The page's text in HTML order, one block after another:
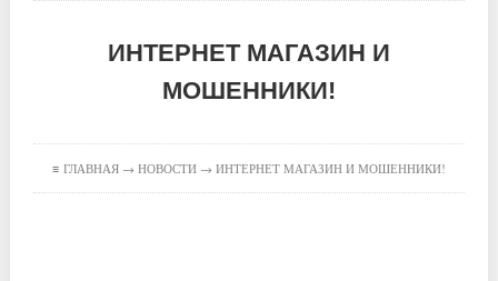
ИНТЕРНЕТ МАГАЗИН И
МОШЕННИКИ!
≡ ГЛАВНАЯ→ НОВОСТИ→ ИНТЕРНЕТ МАГАЗИН И МОШЕННИКИ!